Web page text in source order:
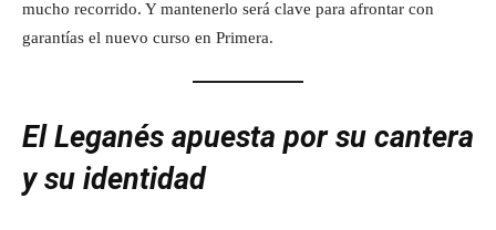
mucho recorrido. Y mantenerlo será clave para afrontar con
garantías el nuevo curso en Primera.
El Leganés apuesta por su cantera
y su identidad